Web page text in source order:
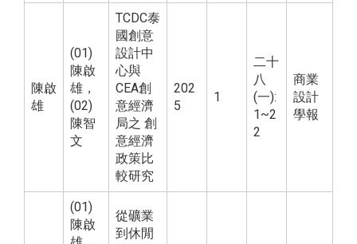
陳啟
雄
(01)
陳啟
雄，
(02)
陳智
文
TCDC泰
國創意
設計中
心與
CEA創
意經濟
局之 創
意經濟
政策比
較研究
202
5
1
二十
八
(一):
1~2
2
商業
設計
學報
(01)
陳啟
從礦業
到休閒